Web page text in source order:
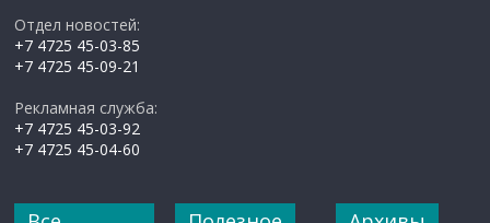
Отдел новостей:
+7 4725 45-03-85
+7 4725 45-09-21
Рекламная служба:
+7 4725 45-03-92
+7 4725 45-04-60